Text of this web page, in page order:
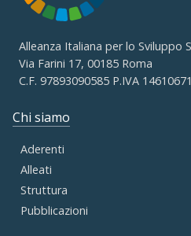
Alleanza Italiana per lo Sviluppo
Via Farini 17, 00185 Roma
C.F. 97893090585 P.IVA
Chi siamo
Aderenti
Alleati
Struttura
Pubblicazioni